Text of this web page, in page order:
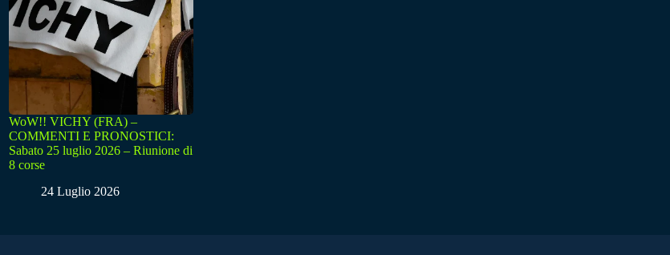
WoW!! VICHY (FRA) –
COMMENTI E PRONOSTICI:
Sabato 25 luglio 2026 – Riunione di
8 corse
24 Luglio 2026